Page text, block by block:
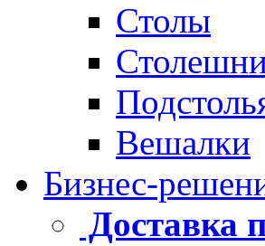
Столы
Вешалки
Бизнес-
Доставка